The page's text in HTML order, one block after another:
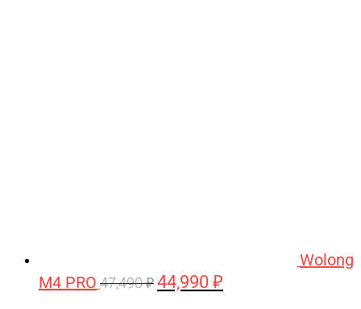
Wolong
M4 PRO 47,490₽ Первоначальная
44,990 ₽